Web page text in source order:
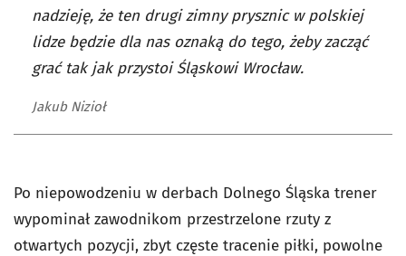
nadzieję, że ten drugi zimny prysznic w polskiej
lidze będzie dla nas oznaką do tego, żeby zacząć
grać tak jak przystoi Śląskowi Wrocław.
Jakub Nizioł
Po niepowodzeniu w derbach Dolnego Śląska trener
wypominał zawodnikom przestrzelone rzuty z
otwartych pozycji, zbyt częste tracenie piłki, powolne